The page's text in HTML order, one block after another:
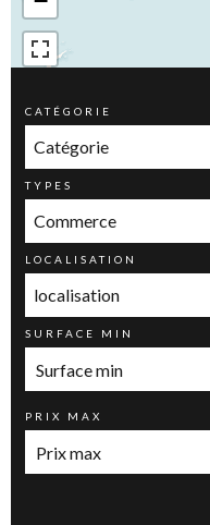
CATÉGORIE
Catégorie
TYPES
Commerce
LOCALISATION
localisation
SURFACE MIN
PRIX MAX